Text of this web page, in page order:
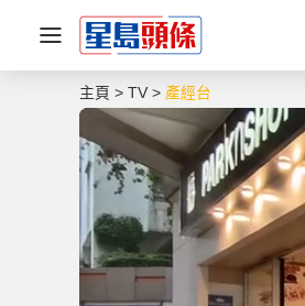
主頁 TV 產經台